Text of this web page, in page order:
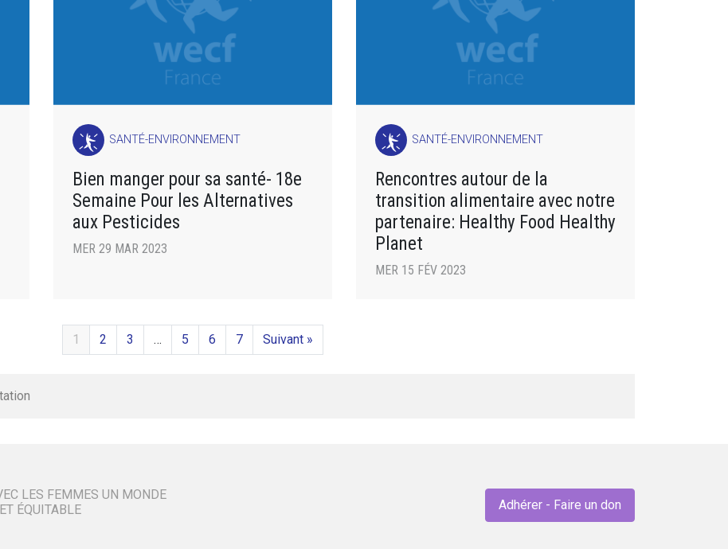
SANTÉ-ENVIRONNEMENT
Bien manger pour sa santé- 18e
Semaine Pour les Alternatives
aux Pesticides
MER 29 MAR 2023
SANTÉ-ENVIRONNEMENT
Rencontres autour de la
transition alimentaire avec notre
partenaire: Healthy Food Healthy
Planet
MER 15 FÉV 2023
1 2 3 … 5 6 7 Suivant »
LES FEMMES UN MONDE
ÉQUITABLE
Adhérer - Faire un don